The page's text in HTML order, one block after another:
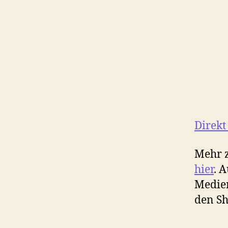
Direkt
Mehr
hier.
den